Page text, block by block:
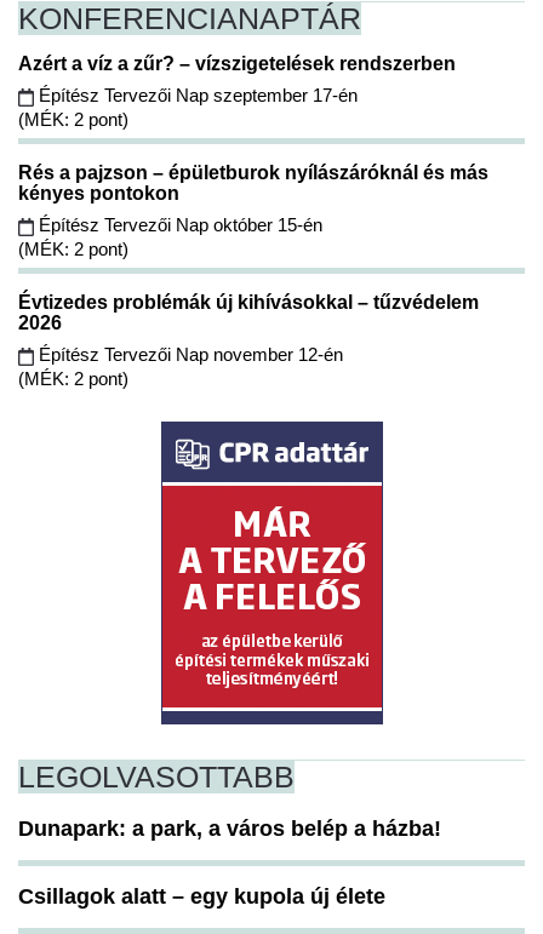
KONFERENCIANAPTÁR
Azért a víz a zűr? – vízszigetelések rendszerben
Építész Tervezői Nap szeptember 17-én
(MÉK: 2 pont)
Rés a pajzson – épületburok nyílászáróknál és más
kényes pontokon
Építész Tervezői Nap október 15-én
(MÉK: 2 pont)
Évtizedes problémák új kihívásokkal – tűzvédelem
2026
Építész Tervezői Nap november 12-én
(MÉK: 2 pont)
LEGOLVASOTTABB
Dunapark: a park, a város belép a házba!
Csillagok alatt – egy kupola új élete